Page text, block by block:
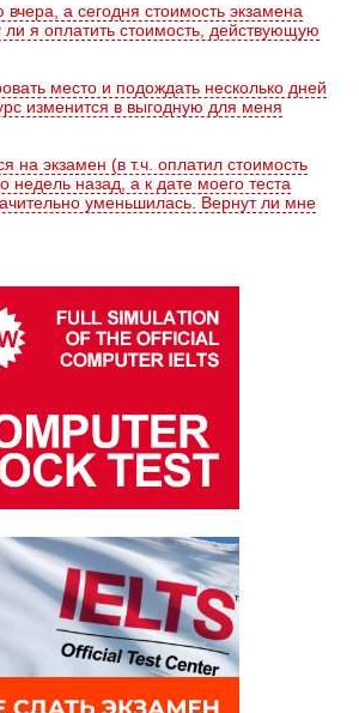
вчера, а сегодня стоимость экзамена
я оплатить стоимость, действующую
место и подождать несколько дней
изменится в выгодную для меня
на экзамен (в т.ч. оплатил стоимость
недель назад, а к дате моего теста
уменьшилась. Вернут ли мне